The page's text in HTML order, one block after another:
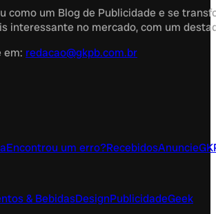
como um Blog de Publicidade e se
interessante no mercado, com um
em: redacao@gkpb.com.br
Encontrou um erro?RecebidosAnuncie
& BebidasDesignPublicidadeGeek